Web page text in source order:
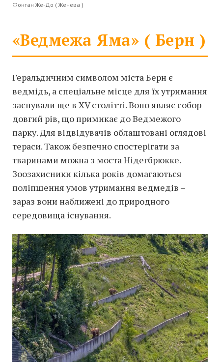
Фонтан Же-До ( Женева )
«Ведмежа Яма» ( Берн )
Геральдичним символом міста Берн є
ведмідь, а спеціальне місце для їх утримання
заснували ще в XV столітті. Воно являє собор
довгий рів, що примикає до Ведмежого
парку. Для відвідувачів облаштовані оглядові
тераси. Також безпечно спостерігати за
тваринами можна з моста Нідегбрюкке.
Зоозахисники кілька років домагаються
поліпшення умов утримання ведмедів –
зараз вони наближені до природного
середовища існування.